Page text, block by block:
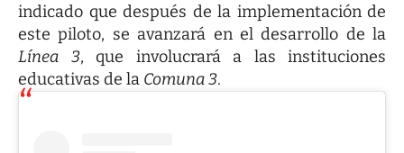
indicado que después de la implementación de
este piloto, se avanzará en el desarrollo de la
Línea 3, que involucrará a las instituciones
educativas de la Comuna 3.